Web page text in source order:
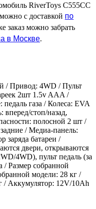
RiverToys C555CC
с доставкой по
заказ можно забрать
в Москве.
/ Привод: 4WD / Пульт
2шт 1.5v AAA /
газа / Колеса: EVA
вперед/стоп/назад,
полосной 2 шт /
/ Медиа-панель:
заряда батареи /
двери, открываются
4WD), пульт педаль (за
/ Размер собранной
модели: 28 кг /
/ Аккумулятор: 12V/10Ah